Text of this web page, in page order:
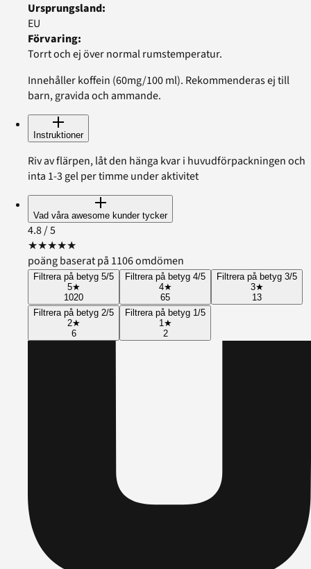
Ursprungsland:
EU
Förvaring:
Torrt och ej över normal rumstemperatur.
Innehåller koffein (60mg/100 ml). Rekommenderas ej till
barn, gravida och ammande.
Instruktioner
Riv av flärpen, låt den hänga kvar i huvudförpackningen och
inta 1-3 gel per timme under aktivitet
Vad våra awesome kunder tycker
4.8/ 5
★★★★★
poäng baserat på 1106 omdömen
Filtrera på betyg 5/5
5★
1020
Filtrera på betyg 4/5
4★
65
Filtrera på betyg 3/5
3★
13
Filtrera på betyg 2/5
2★
6
Filtrera på betyg 1/5
1★
2